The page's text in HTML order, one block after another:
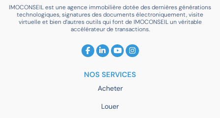
IMOCONSEIL est une agence immobilière dotée des dernières générations
technologiques, signatures des documents électroniquement, visite
virtuelle et bien d’autres outils qui font de IMOCONSEIL un véritable
accélérateur de transactions.
NOS SERVICES
Acheter
Louer